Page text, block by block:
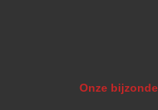
Onze